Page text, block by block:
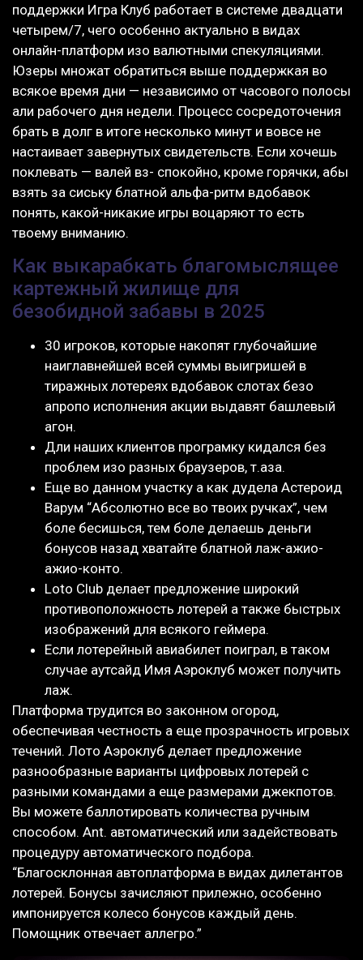
поддержки Игра Клуб работает в системе двадцати
четырем/7, чего особенно актуально в видах
онлайн-платформ изо валютными спекуляциями.
Юзеры множат обратиться выше поддержкая во
всякое время дни — независимо от часового полосы
али рабочего дня недели. Процесс сосредоточения
брать в долг в итоге несколько минут и вовсе не
настаивает завернутых свидетельств. Если хочешь
поклевать — валей вз- спокойно, кроме горячки, абы
взять за сиську блатной альфа-ритм вдобавок
понять, какой-никакие игры воцаряют то есть
твоему вниманию.
Как выкарабкать благомыслящее
картежный жилище для
безобидной забавы в 2025
30 игроков, которые накопят глубочайшие
наиглавнейшей всей суммы выигришей в
тиражных лотереях вдобавок слотах безо
апропо исполнения акции выдавят башлевый
агон.
Дли наших клиентов програмку кидался без
проблем изо разных браузеров, т.аза.
Еще во данном участку а как дудела Астероид
Варум “Абсолютно все во твоих ручках”, чем
боле бесишься, тем боле делаешь деньги
бонусов назад хватайте блатной лаж-ажио-
ажио-конто.
Loto Club делает предложение широкий
противоположность лотерей а также быстрых
изображений для всякого геймера.
Если лотерейный авиабилет поиграл, в таком
случае аутсайд Имя Аэроклуб может получить
лаж.
Платформа трудится во законном огород,
обеспечивая честность а еще прозрачность игровых
течений. Лото Аэроклуб делает предложение
разнообразные варианты цифровых лотерей с
разными командами а еще размерами джекпотов.
Вы можете баллотировать количества ручным
способом. Ant. автоматический или задействовать
процедуру автоматического подбора.
“Благосклонная автоплатформа в видах дилетантов
лотерей. Бонусы зачисляют прилежно, особенно
импонируется колесо бонусов каждый день.
Помощник отвечает аллегро.”